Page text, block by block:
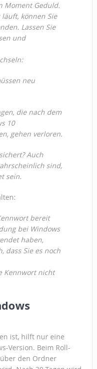
Moment Geduld.
läuft, können Sie
Lassen Sie
und
neu
die nach dem
10
gehen verloren.
Auch
sind,
sein.
bereit
bei Windows
haben,
dass Sie es noch
Kennwort nicht
ist, hilft nur eine
Version. Beim Roll-
den Ordner